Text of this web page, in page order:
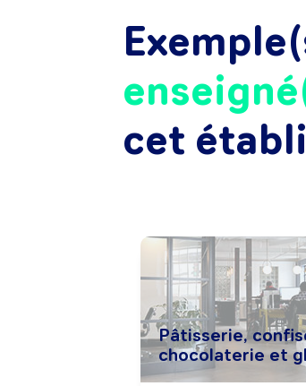
cet
Pâtisserie,
chocolaterie et